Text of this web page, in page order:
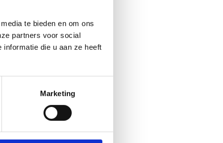
te bieden en om ons
partners voor social
die u aan ze heeft
Marketing